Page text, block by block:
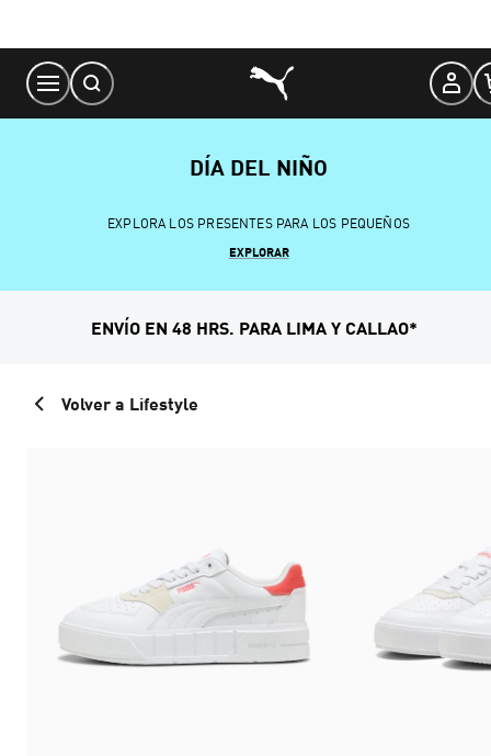
Content
DÍA DEL NIÑO
EXPLORA LOS PRESENTES PARA LOS PEQUEÑOS
EXPLORAR
ENVÍO EN 48 HRS. PARA LIMA Y CALLAO*
Volver a Lifestyle